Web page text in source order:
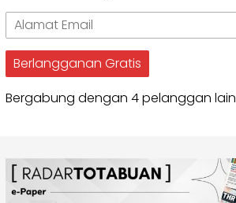
Alamat
Email
Berlangganan Gratis
Bergabung dengan 4 pelanggan lain